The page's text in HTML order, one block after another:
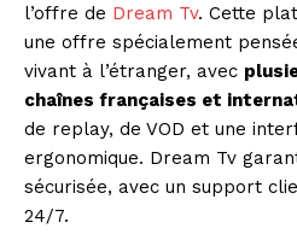
l’offre de Dream Tv. Cette
une offre spécialement
vivant à l’étranger, avec
chaînes françaises et
de replay, de VOD et une
ergonomique. Dream Tv
sécurisée, avec un support
24/7.